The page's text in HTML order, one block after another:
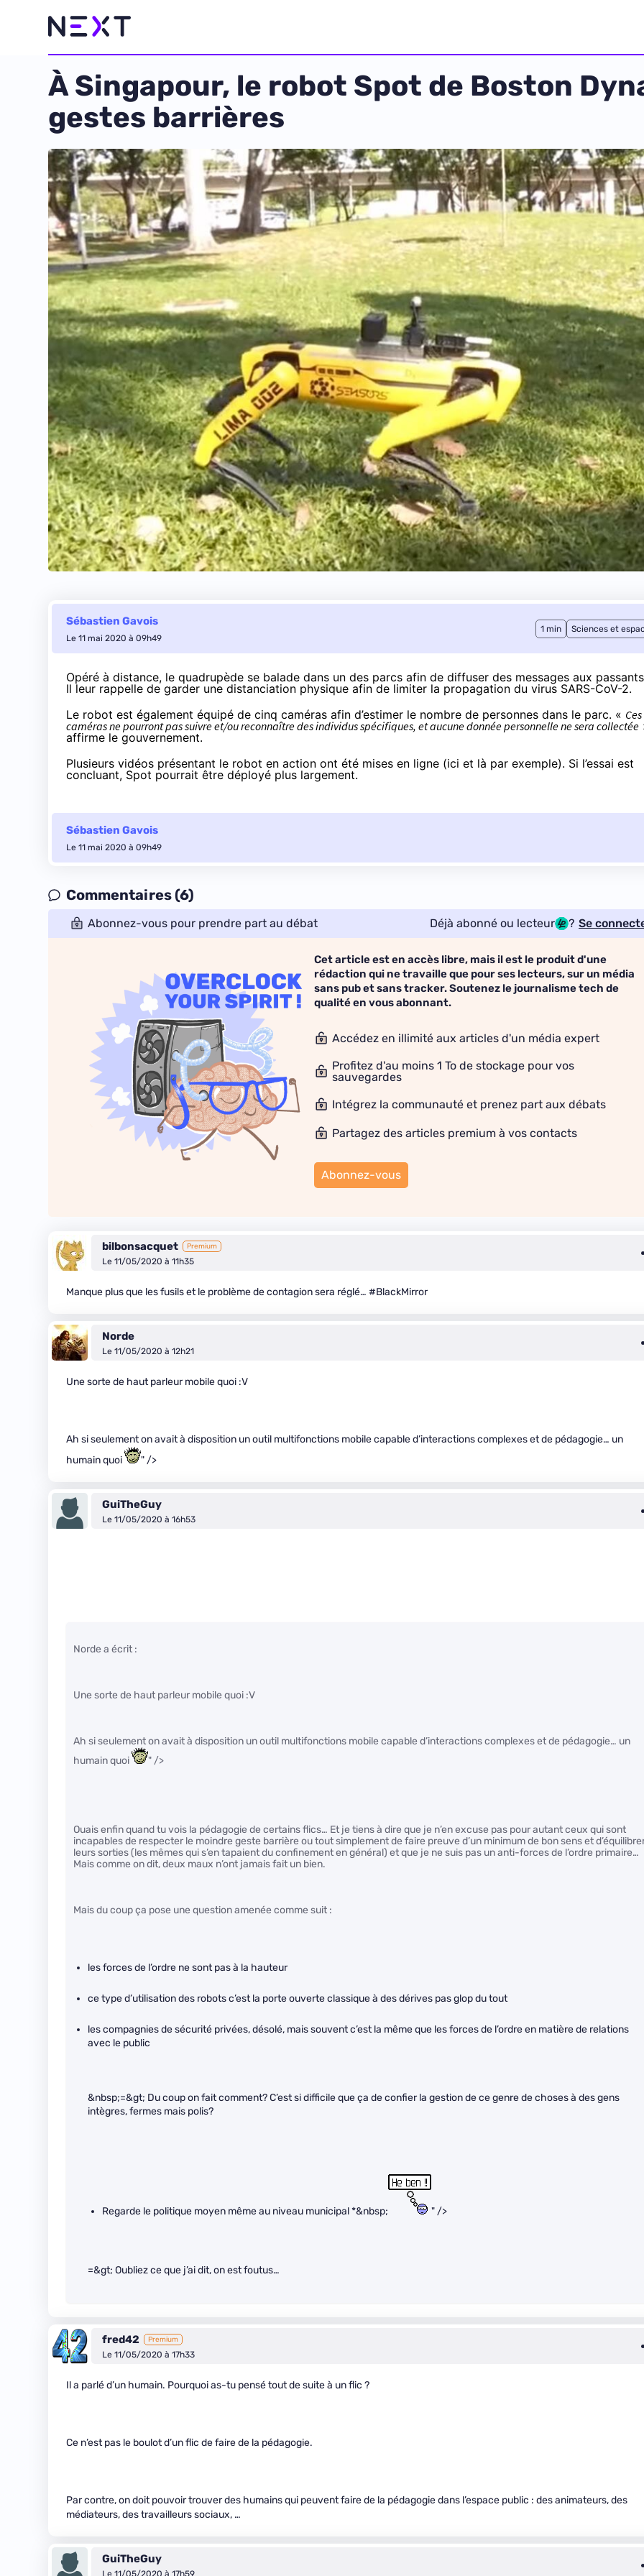
À Singapour, le robot Spot de Boston
gestes barrières
Sébastien Gavois
Le 11 mai 2020 à 09h49
1 min Sciences et
Opéré à distance, le quadrupède se balade dans un des parcs afin de diffuser des messages aux
Il leur rappelle de garder une distanciation physique afin de limiter la propagation du virus SARS-CoV-2.
Le robot est également équipé de cinq caméras afin d’estimer le nombre de personnes dans le parc. « Ces
caméras ne pourront pas suivre et/ou reconnaître des individus spécifiques, et aucune donnée personnelle ne sera collectée
affirme le gouvernement.
Plusieurs vidéos présentant le robot en action ont été mises en ligne (ici et là par exemple). Si l’essai est
concluant, Spot pourrait être déployé plus largement.
Sébastien Gavois
Le 11 mai 2020 à 09h49
Commentaires (6)
Abonnez-vous pour prendre part au débat Déjà abonné ou lecteur ? Se
Cet article est en accès libre, mais il est le produit d'une
rédaction qui ne travaille que pour ses lecteurs, sur un média
sans pub et sans tracker. Soutenez le journalisme tech de
qualité en vous abonnant.
Accédez en illimité aux articles d'un média expert
Profitez d'au moins 1 To de stockage pour vos
sauvegardes
Intégrez la communauté et prenez part aux débats
Partagez des articles premium à vos contacts
Abonnez-vous
bilbonsacquet Premium
Le 11/05/2020 à 11h35
Manque plus que les fusils et le problème de contagion sera réglé… #BlackMirror
Norde
Le 11/05/2020 à 12h21
Une sorte de haut parleur mobile quoi :V
Ah si seulement on avait à disposition un outil multifonctions mobile capable d’interactions complexes et de pédagogie… un
humain quoi
" />
GuiTheGuy
Le 11/05/2020 à 16h53
Norde a écrit :
Une sorte de haut parleur mobile quoi :V
Ah si seulement on avait à disposition un outil multifonctions mobile capable d’interactions complexes et de pédagogie… un
humain quoi
" />
Ouais enfin quand tu vois la pédagogie de certains flics… Et je tiens à dire que je n’en excuse pas pour autant ceux qui sont
incapables de respecter le moindre geste barrière ou tout simplement de faire preuve d’un minimum de bon sens et
leurs sorties (les mêmes qui s’en tapaient du confinement en général) et que je ne suis pas un anti-forces de l’ordre primaire…
Mais comme on dit, deux maux n’ont jamais fait un bien.
Mais du coup ça pose une question amenée comme suit :
les forces de l’ordre ne sont pas à la hauteur
ce type d’utilisation des robots c’est la porte ouverte classique à des dérives pas glop du tout
les compagnies de sécurité privées, désolé, mais souvent c’est la même que les forces de l’ordre en matière de relations
avec le public
&nbsp;=&gt; Du coup on fait comment? C’est si difficile que ça de confier la gestion de ce genre de choses à des gens
intègres, fermes mais polis?
Regarde le politique moyen même au niveau municipal *&nbsp; " />
=&gt; Oubliez ce que j’ai dit, on est foutus…
fred42 Premium
Le 11/05/2020 à 17h33
Il a parlé d’un humain. Pourquoi as-tu pensé tout de suite à un flic ?
Ce n’est pas le boulot d’un flic de faire de la pédagogie.
Par contre, on doit pouvoir trouver des humains qui peuvent faire de la pédagogie dans l’espace public : des animateurs, des
médiateurs, des travailleurs sociaux, …
GuiTheGuy
Le 11/05/2020 à 17h59